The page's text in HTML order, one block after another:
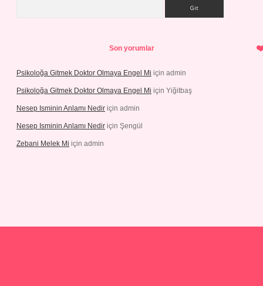
Son yorumlar
Psikoloğa Gitmek Doktor Olmaya Engel Mi için admin
Psikoloğa Gitmek Doktor Olmaya Engel Mi için Yiğitbaş
Nesep Isminin Anlamı Nedir için admin
Nesep Isminin Anlamı Nedir için Şengül
Zebani Melek Mi için admin